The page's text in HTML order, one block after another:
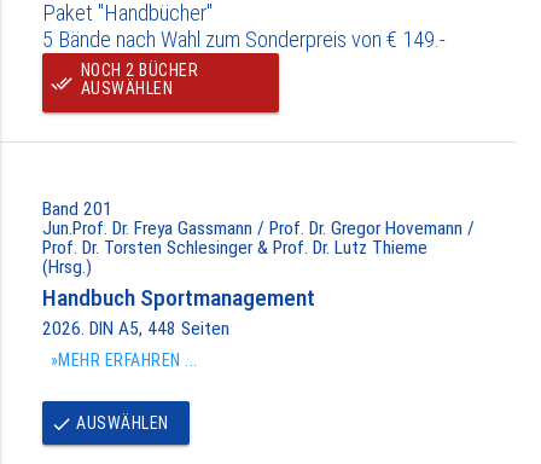
Paket "Handbücher"
5 Bände nach Wahl zum Sonderpreis von € 149.-
done_all
NOCH 2 BÜCHER
AUSWÄHLEN
Band 201
Jun.Prof. Dr. Freya Gassmann / Prof. Dr. Gregor Hovemann /
Prof. Dr. Torsten Schlesinger & Prof. Dr. Lutz Thieme
(Hrsg.)
Handbuch Sportmanagement
2026. DIN A5, 448 Seiten
»MEHR ERFAHREN ...
done AUSWÄHLEN